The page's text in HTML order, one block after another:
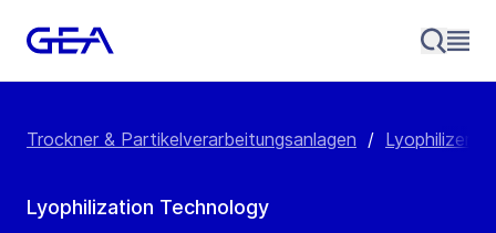
Trockner & Partikelverarbeitungsanlagen / Lyophilizers
Lyophilization Technology